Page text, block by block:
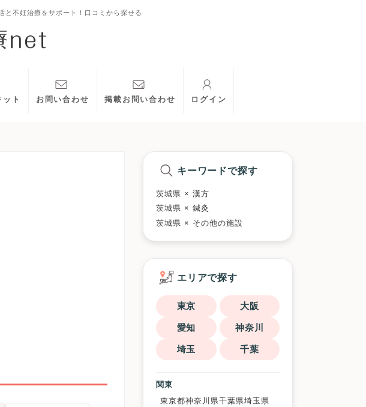
と不妊治療をサポート！口コミから探せる
ト お問い合わせ 掲載お問い合わせ ログイン
キーワードで探す
茨城県 × 漢方
茨城県 × 鍼灸
茨城県 × その他の施設
エリアで探す
東京 大阪
愛知 神奈川
埼玉 千葉
関東
東京都神奈川県千葉県埼玉県